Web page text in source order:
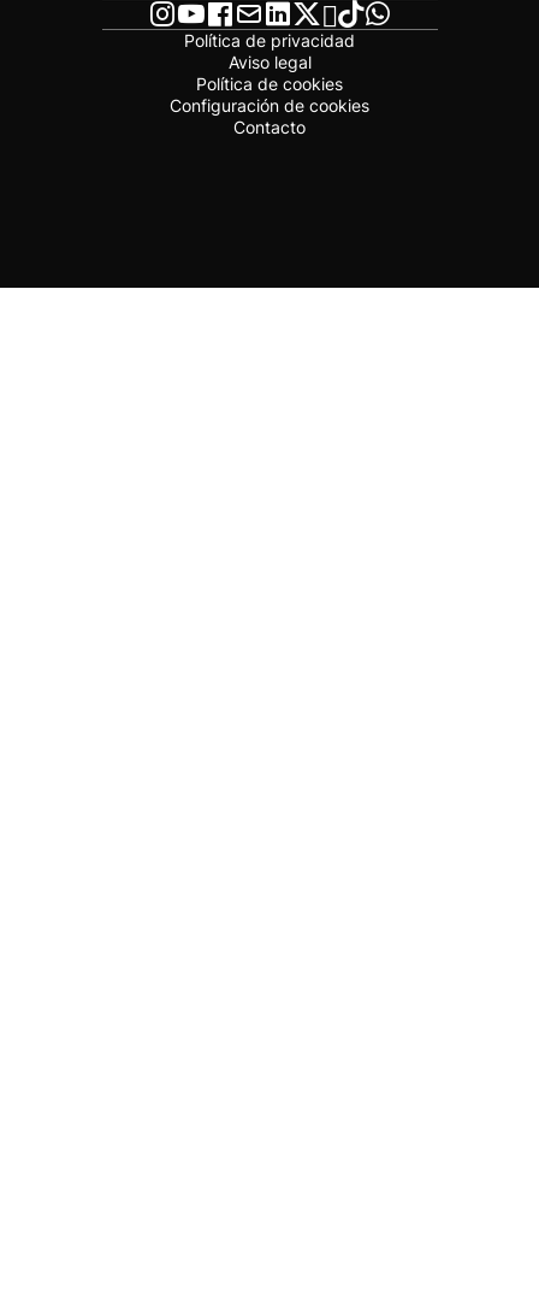
Política de privacidad
Aviso legal
Política de cookies
Configuración de cookies
Contacto